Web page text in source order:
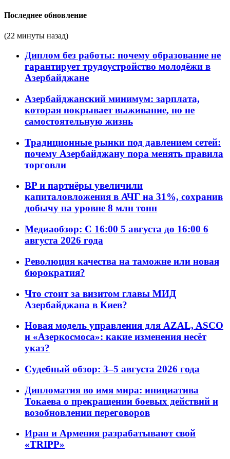
Последнее обновление
(22 минуты назад)
Диплом без работы: почему образование не
гарантирует трудоустройство молодёжи в
Азербайджане
Азербайджанский минимум: зарплата,
которая покрывает выживание, но не
самостоятельную жизнь
Традиционные рынки под давлением сетей:
почему Азербайджану пора менять правила
торговли
BP и партнёры увеличили
капиталовложения в АЧГ на 31%, сохранив
добычу на уровне 8 млн тонн
Медиаобзор: С 16:00 5 августа до 16:00 6
августа 2026 года
Революция качества на таможне или новая
бюрократия?
Что стоит за визитом главы МИД
Азербайджана в Киев?
Новая модель управления для AZAL, ASCO
и «Азеркосмоса»: какие изменения несёт
указ?
Судебный обзор: 3–5 августа 2026 года
Дипломатия во имя мира: инициатива
Токаева о прекращении боевых действий и
возобновлении переговоров
Иран и Армения разрабатывают свой
«TRIPP»